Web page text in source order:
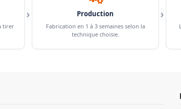
tirer
› Production
Fabrication en 1 à 3 semaines selon la
technique choisie.
›